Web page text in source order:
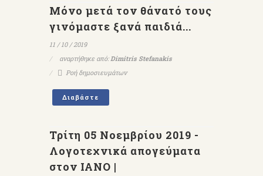
Μόνο μετά τον θάνατό τους
γινόμαστε ξανά παιδιά...
11 / 10 / 2019
αναρτήθηκε από:Dimitris Stefanakis
Ροή δημοσιευμάτων
Διαβάστε
Τρίτη 05 Νοεμβρίου 2019 -
Λογοτεχνικά απογεύματα
στον ΙΑΝΟ |